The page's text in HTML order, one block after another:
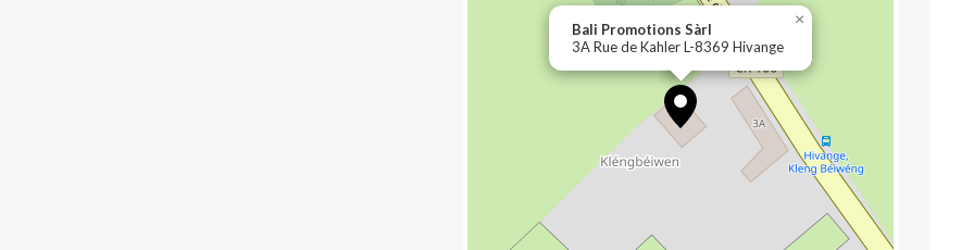
Bali Promotions Sàrl
3A Rue de Kahler L-8369 Hivange
×